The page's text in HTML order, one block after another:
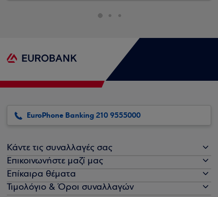
EuroPhone Banking 210 9555000
Κάντε τις συναλλαγές σας
Επικοινωνήστε μαζί μας
Επίκαιρα θέματα
Τιμολόγιο & Όροι συναλλαγών